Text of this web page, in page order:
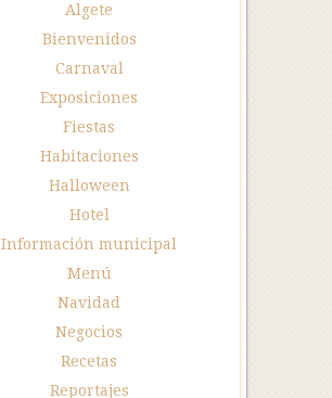
Algete
Bienvenidos
Carnaval
Exposiciones
Fiestas
Habitaciones
Halloween
Hotel
Información municipal
Menú
Navidad
Negocios
Recetas
Reportajes